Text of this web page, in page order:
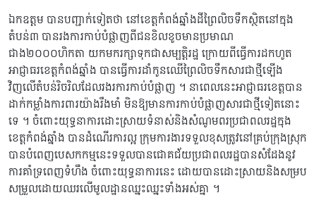
ឯកឧត្តម បានបញ្ជាក់ទៀតថា នៅខេត្តកំពង់ឆ្នាំងដីព្រៃលិចទឹកស្ថិតនៅក្នុង
តំបន់៣ បានរងការកាប់បំផ្លាញពីជនខិលខូចមានប្រមាណ
ជាង២០០០ហិកតា យកមករក្សាទុកជាសម្បត្តិរដ្ឋ ក្រោយពីធ្វើការដកហូត
អាជ្ញាធរខេត្តកំពង់ឆ្នាំង បានធ្វើការដាំកូនឈើព្រៃលិចទឹកសារជាថ្មីឡើង
វិញលើតំបន់រិចរិលដែលរងរការកាប់បំផ្លាញ ។ នាពេលនេះអាជ្ញាធរខេត្តបាន
ដាក់កម្លាំងការពារយ៉ាងរឹងមាំ មិនឱ្យមានការកាប់បំផ្លាញសារជាថ្មីទៀតនោះ
ទេ ។ ចំពោះយុទ្ធនាការដោះស្រាយទំនាស់និងសំណូមពរប្រជាពលរដ្ឋក្នុង
ខេត្តកំពង់ឆ្នាំង បានដំណើរការល្អ ក្រុមការងារទទួលខុសត្រូវនៅគ្រប់ក្រុងស្រុក
បានបំពេញបេសកកម្មនេះទទួលបានជោគជ័យប្រជាពលរដ្ឋបានសំដែងនូវ
ការគាំទ្រពេញទំហឹង ចំពោះយុទ្ធនាការនេះ ដោយបានដោះស្រាយនិងសម្រប
សម្រួលដោយឈរលើមូលដ្ឋានឈ្នះឈ្នះទាំងអស់គ្នា ។